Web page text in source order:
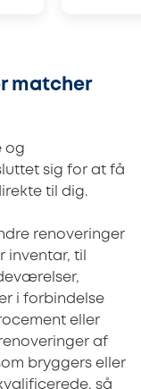
matcher
og
sig for at få
til dig.
renoveringer
inventar, til
i forbindelse
eller
af
bryggers eller
så